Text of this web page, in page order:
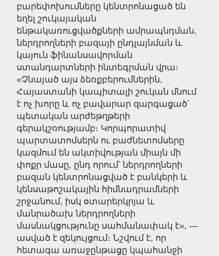
բարեփոխումները կենտրոնացած են
եղել շուկայական
ենթակառուցվածքների ամրապնդման,
ներդրողների բազայի ընդլայնման և
կայուն ֆինանսավորման
ստանդարտների ինտեգրման վրա։
«Չնայած այս ձեռքբերումներին,
Հայաստանի կապիտալի շուկան մնում
է ոչ խորը և ոչ բավարար զարգացած՝
պետական արժեթղթերի
գերակշռությամբ։ Կորպորատիվ
պարտատոմսերն ու բաժնետոմսերը
կազմում են ակտիվության միայն մի
փոքր մասը, ընդ որում՝ ներդրողների
բազան կենտրոնացված է բանկերի և
կենսաթոշակային հիմնադրամների
շրջանում, իսկ օտարերկրյա և
մանրածախ ներդրողների
մասնակցությունը սահմանափակ է», —
ասված է զեկույցում։ Նշվում է, որ
հետագա առաջընթացը կպահանջի